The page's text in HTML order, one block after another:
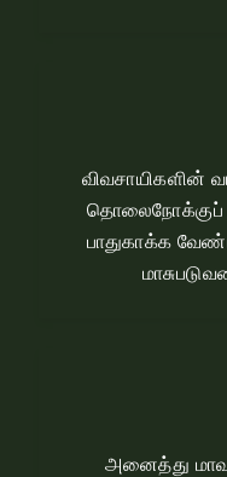
விவசாயிகளின்‌
தொலைநோக்குப்‌
பாதுகாக்க
அனைத்து